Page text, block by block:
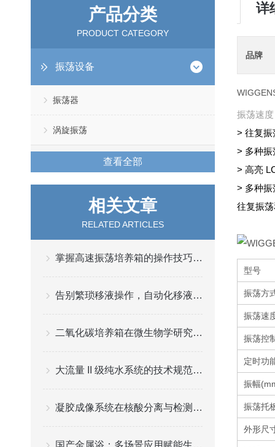
产品分类
PRODUCT CATEGORY
振荡设备
振荡器
涡旋振荡
查看全部
相关文章
RELATED ARTICLES
掌握高速振荡培养箱的操作技巧与注意事项
告别繁琐移液操作，自动化移液工作站开启实验室智能新体验
二氧化碳培养箱在微生物学研究中的应用
大流量 II 级纯水系统的技术规范要求
凝胶成像系统在核酸分离与检测中的革新
国产金属浴：多场景应用赋能生命科学实验
详
品牌
振荡速
> 往复振
> 多种振
> 高亮
> 多种振
往复振
型号
振荡方
振荡速
振荡控
定时功
振幅
振荡托
外形尺